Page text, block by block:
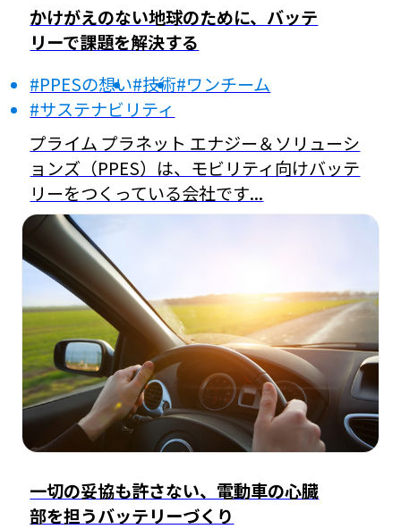
かけがえのない地球のために、バッテ
リーで課題を解決する
#PPESの想い#技術#ワンチーム
#サステナビリティ
プライム プラネット エナジー＆ソリューシ
ョンズ（PPES）は、モビリティ向けバッテ
リーをつくっている会社です...
一切の妥協も許さない、電動車の心臓
部を担うバッテリーづくり